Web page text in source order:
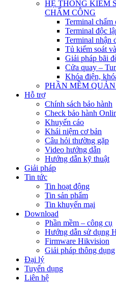
HỆ THỐNG KIỂM
CHẤM CÔNG
Terminal chấm
Terminal độc
Terminal nhận
Tủ kiểm soát
Giải pháp bãi
Cửa quay –
Khóa điện,
PHẦN MỀM
Hỗ trợ
Chính sách bảo hành
Check bảo hành
Khuyến cáo
Khái niệm cơ bản
Câu hỏi thường gặp
Video hướng dẫn
Hướng dẫn kỹ thuật
Giải pháp
Tin tức
Tin hoạt động
Tin sản phẩm
Tin khuyến mại
Download
Phần mềm – công cụ
Hướng dẫn sử dụng
Firmware Hikvision
Giải pháp thông dụng
Đại lý
Tuyển dụng
Liên hệ